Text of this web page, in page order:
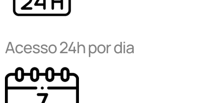
Acesso 24h por dia